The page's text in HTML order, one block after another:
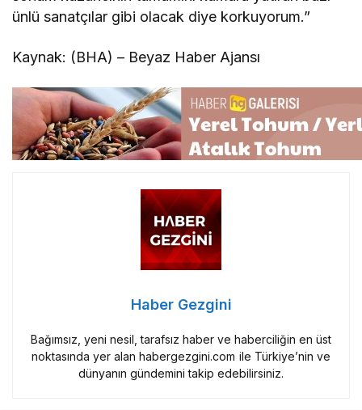
ünlü sanatçılar gibi olacak diye korkuyorum.”
Kaynak: (BHA) – Beyaz Haber Ajansı
Haber Gezgini
Bağımsız, yeni nesil, tarafsız haber ve haberciliğin en üst
noktasında yer alan habergezgini.com ile Türkiye’nin ve
dünyanın gündemini takip edebilirsiniz.